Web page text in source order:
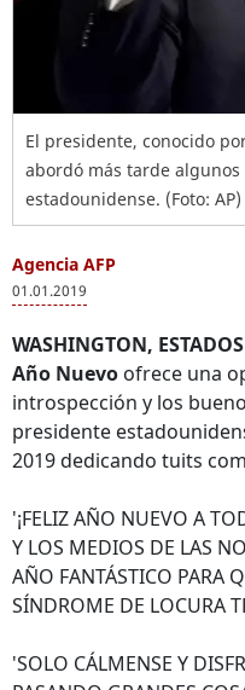
El presidente, conocido
abordó más tarde
estadounidense. (Foto: AP)
Agencia AFP
01.01.2019
WASHINGTON,
Año Nuevo ofrece una
introspección y los
presidente
2019 dedicando tuits
'¡FELIZ AÑO NUEVO A
Y LOS MEDIOS DE LAS
AÑO FANTÁSTICO PARA
SÍNDROME DE LOCURA
'SOLO CÁLMENSE Y